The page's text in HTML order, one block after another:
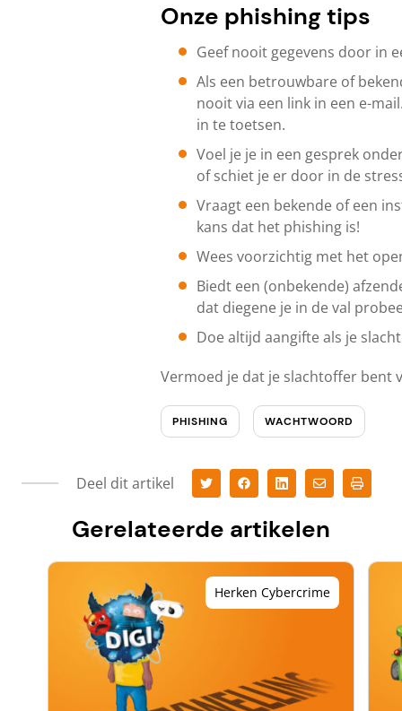
Onze phishing tips
Geef nooit gegevens door in
Als een betrouwbare of
nooit via een link in een e-
in te toetsen.
Voel je je in een gesprek
of schiet je er door in de
Vraagt een bekende of een
kans dat het phishing is!
Wees voorzichtig met het
Biedt een (onbekende)
dat diegene je in de val
Doe altijd aangifte als je
Vermoed je dat je slachtoffer bent
PHISHING WACHTWOORD
Deel dit artikel
Gerelateerde artikelen
Herken Cybercrime